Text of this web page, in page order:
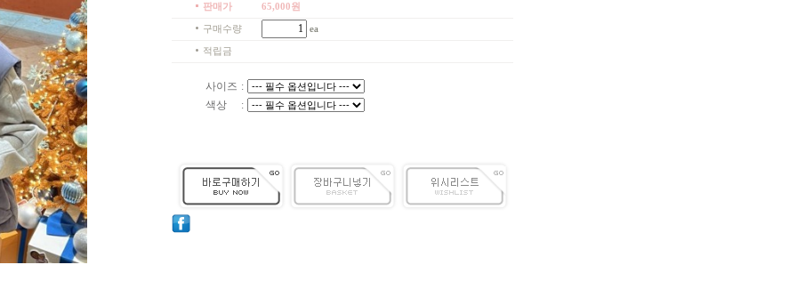
판매가
65,000원
구매수량 ea
적립금
사이즈 :
색상
: